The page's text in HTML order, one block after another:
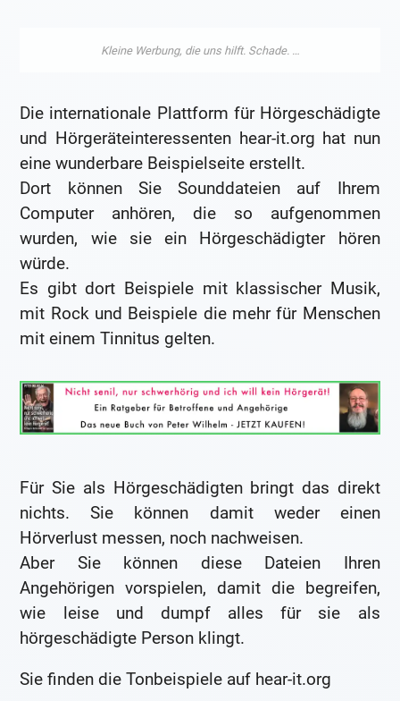
Die internationale Plattform für Hörgeschädigte
und Hörgeräteinteressenten hear-it.org hat nun
eine wunderbare Beispielseite erstellt.
Dort können Sie Sounddateien auf Ihrem
Computer anhören, die so aufgenommen
wurden, wie sie ein Hörgeschädigter hören
würde.
Es gibt dort Beispiele mit klassischer Musik,
mit Rock und Beispiele die mehr für Menschen
mit einem Tinnitus gelten.
Für Sie als Hörgeschädigten bringt das direkt
nichts. Sie können damit weder einen
Hörverlust messen, noch nachweisen.
Aber Sie können diese Dateien Ihren
Angehörigen vorspielen, damit die begreifen,
wie leise und dumpf alles für sie als
hörgeschädigte Person klingt.
Sie finden die Tonbeispiele auf hear-it.org